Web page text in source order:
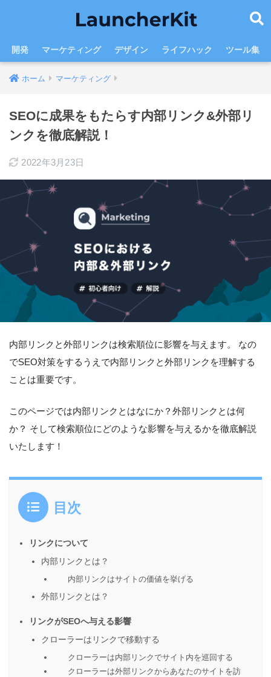
開発 マーケティング デザイン ライフハック ツール集
ホーム マーケティング
SEOに成果をもたらす内部リンク&外部リ
ンクを徹底解説！
2022年3月23日
内部リンクと外部リンクは検索順位に影響を与えます。 なの
でSEO対策をするうえで内部リンクと外部リンクを理解する
ことは重要です。
このページでは内部リンクとはなにか？外部リンクとは何
か？ そして検索順位にどのような影響を与えるかを徹底解説
いたします！
目次
リンクについて
内部リンクとは？
内部リンクはサイトの価値を挙げる
外部リンクとは？
リンクがSEOへ与える影響
クローラーはリンクで移動する
クローラーは内部リンクでサイト内を巡回する
クローラーは外部リンクからあなたのサイトを訪